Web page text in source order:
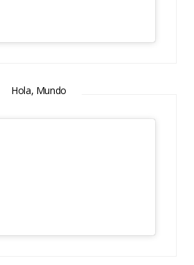
Hola, Mundo